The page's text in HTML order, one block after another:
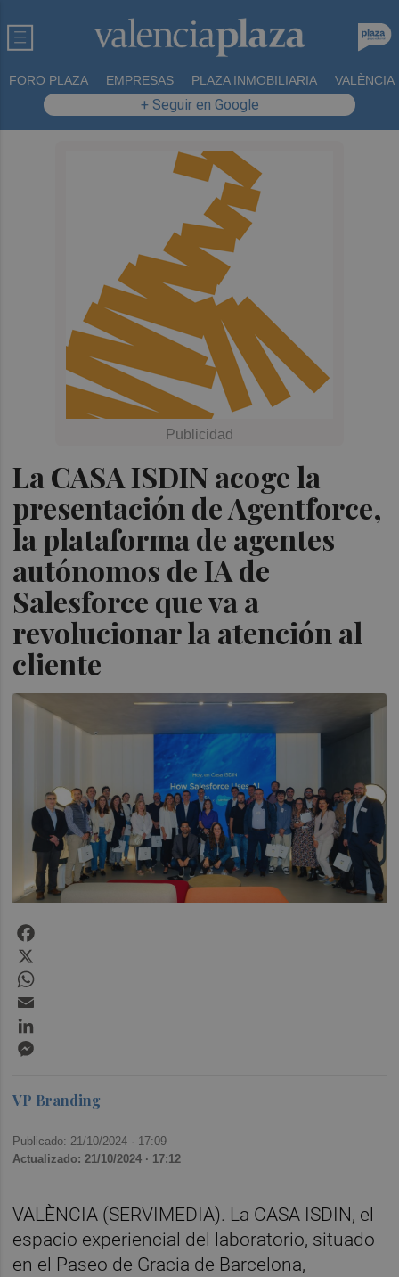
FORO PLAZA EMPRESAS PLAZA INMOBILIARIA VALÈNCIA
+ Seguir en Google
La CASA ISDIN acoge la
presentación de Agentforce,
la plataforma de agentes
autónomos de IA de
Salesforce que va a
revolucionar la atención al
cliente
VP Branding
Publicado: 21/10/2024 · 17:09
Actualizado: 21/10/2024 · 17:12
VALÈNCIA (SERVIMEDIA). La CASA ISDIN, el
espacio experiencial del laboratorio, situado
en el Paseo de Gracia de Barcelona,